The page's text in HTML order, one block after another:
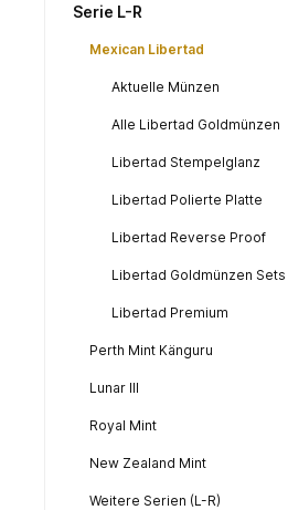
Serie L-R
Mexican Libertad
Aktuelle Münzen
Alle Libertad Goldmünzen
Libertad Stempelglanz
Libertad Polierte Platte
Libertad Reverse Proof
Libertad Goldmünzen Sets
Libertad Premium
Perth Mint Känguru
Lunar III
Royal Mint
New Zealand Mint
Weitere Serien (L-R)